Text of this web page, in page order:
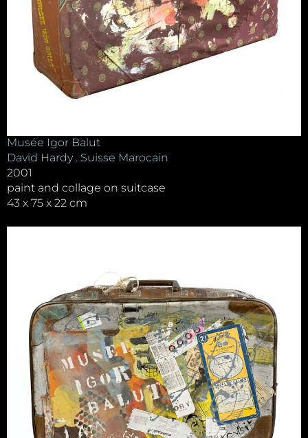
Musée Igor Balut
David Hardy . Suisse Marocain
2001
paint and collage on suitcase
43 x 75 x 22 cm